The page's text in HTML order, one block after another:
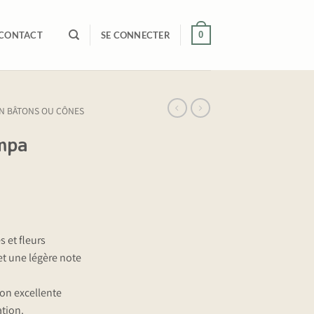
SE CONNECTER 0
BÂTONS OU CÔNES
et fleurs
une légère note
excellente